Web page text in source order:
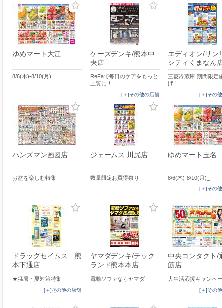
ゆめマート大江
8/6(木)-8/10(月)_
ケーズデンキ/熊本中
央店
ReFaで毎日のケアをもっと
上質に！
[＋]その他の店舗
エディオン/サン
シティくまなん
三菱冷蔵庫 期間限定
げ！
[＋]その
ハンズマン画図店
お盆を楽しむ特集
ジェームス 川尻店
数量限定お買得祭り
ゆめマート玉名
8/6(木)-8/10(月)_
[＋]その
ドラッグセイムス 熊
本下通店
★猛暑・夏対策特集
[＋]その他の店舗
ヤマダデンキ/テック
ランド熊本本店
電動ソファならヤマダ
中央コンタクト/
筋店
大生活応援キャンペ
[＋]その